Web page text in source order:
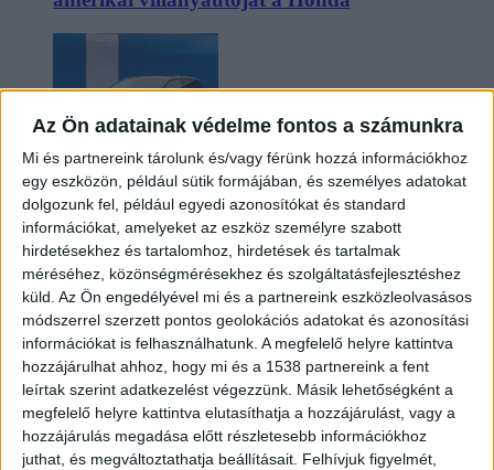
Az Ön adatainak védelme fontos a számunkra
Mi és partnereink tárolunk és/vagy férünk hozzá információkhoz
egy eszközön, például sütik formájában, és személyes adatokat
dolgozunk fel, például egyedi azonosítókat és standard
információkat, amelyeket az eszköz személyre szabott
hirdetésekhez és tartalomhoz, hirdetések és tartalmak
méréséhez, közönségmérésekhez és szolgáltatásfejlesztéshez
küld. Az Ön engedélyével mi és a partnereink eszközleolvasásos
módszerrel szerzett pontos geolokációs adatokat és azonosítási
információkat is felhasználhatunk. A megfelelő helyre kattintva
hozzájárulhat ahhoz, hogy mi és a 1538 partnereink a fent
leírtak szerint adatkezelést végezzünk. Másik lehetőségként a
megfelelő helyre kattintva elutasíthatja a hozzájárulást, vagy a
hozzájárulás megadása előtt részletesebb információkhoz
juthat, és megváltoztathatja beállításait. Felhívjuk figyelmét,
Kilencmillió alatt indul a legolcsóbb elektromos
Volkswagen